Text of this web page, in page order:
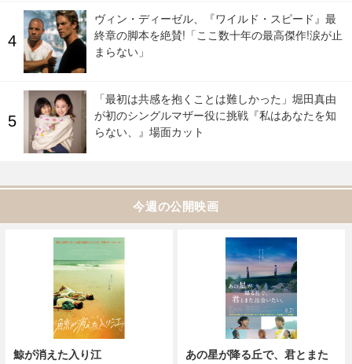
ヴィン・ディーゼル、『ワイルド・スピード』最
終章の脚本を絶賛!「ここ数十年の最高傑作!涙が止
まらない」
「最初は共感を抱くことは難しかった」堀田真由
が初のシングルマザー役に挑戦『私はあなたを知
らない、』場面カット
今週の公開映画
鯨が消えた入り江
あの星が降る丘で、君とまた